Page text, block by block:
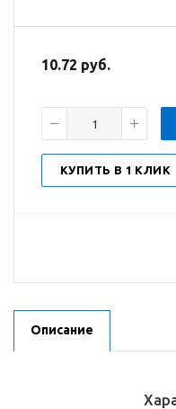
10.72 руб.
КУПИТЬ В 1 КЛИК
Описание